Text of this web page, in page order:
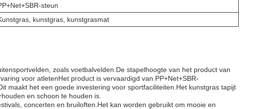
steun
kunstgras, kunstgrasmat
zoals voetbalvelden.De stapelhoogte van het product van
voor atletenHet product is vervaardigd van PP+Net+SBR-
maakt het een goede investering voor sportfaciliteiten.Het kunstgras tapijt
en schoon te houden is.
concerten en bruiloften.Het kan worden gebruikt om mooie en